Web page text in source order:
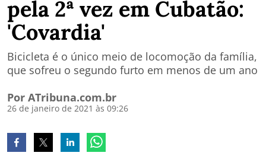
pela 2ª vez em Cubatão:
'Covardia'
Bicicleta é o único meio de locomoção da família,
que sofreu o segundo furto em menos de um ano
Por ATribuna.com.br
26 de janeiro de 2021 às 09:26